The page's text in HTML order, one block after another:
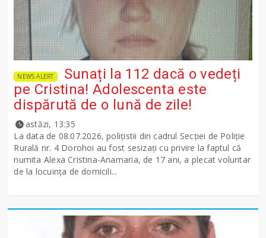
NEWS ALERT
Sunați la 112 dacă o vedeți
pe Cristina! Adolescenta este
dispărută de o lună de zile!
astăzi, 13:35
La data de 08.07.2026, polițistii din cadrul Secției de Poliție
Rurală nr. 4 Dorohoi au fost sesizați cu privire la faptul că
numita Alexa Cristina-Anamaria, de 17 ani, a plecat voluntar
de la locuința de domicili...